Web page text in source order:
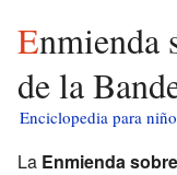
Enmienda sobre la Profanación
de la
Enciclopedia para
La Enmienda